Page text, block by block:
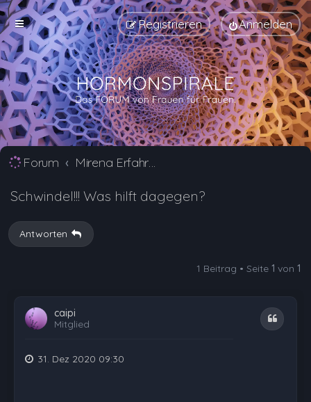
Anmelden
Registrieren
Forum Mirena Erfahrungsberichte und Nebenwirkungen
Schwindel!!! Was hilft dagegen?
Antworten
1 Beitrag • Seite 1 von 1
caipi
Mitglied
Zitat
31. Dez 2020 09:30